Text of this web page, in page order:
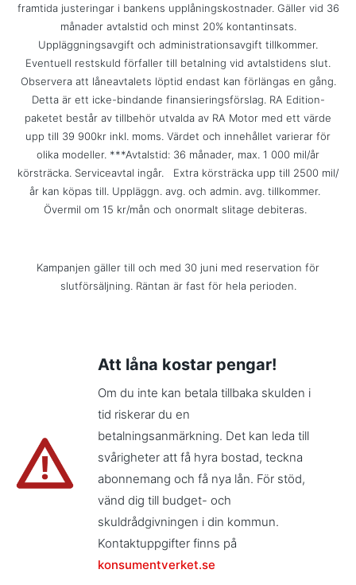
framtida justeringar i bankens upplåningskostnader. Gäller vid 36
månader avtalstid och minst 20% kontantinsats.
Uppläggningsavgift och administrationsavgift tillkommer.
Eventuell restskuld förfaller till betalning vid avtalstidens slut.
Observera att låneavtalets löptid endast kan förlängas en gång.
Detta är ett icke-bindande finansieringsförslag. RA Edition-
paketet består av tillbehör utvalda av RA Motor med ett värde
upp till 39 900kr inkl. moms. Värdet och innehållet varierar för
olika modeller. ***Avtalstid: 36 månader, max. 1 000 mil/år
körsträcka. Serviceavtal ingår. Extra körsträcka upp till 2500 mil/
år kan köpas till. Uppläggn. avg. och admin. avg. tillkommer.
Övermil om 15 kr/mån och onormalt slitage debiteras.
Kampanjen gäller till och med 30 juni med reservation för
slutförsäljning. Räntan är fast för hela perioden.
Att låna kostar pengar!
Om du inte kan betala tillbaka skulden i
tid riskerar du en
betalningsanmärkning. Det kan leda till
svårigheter att få hyra bostad, teckna
abonnemang och få nya lån. För stöd,
vänd dig till budget- och
skuldrådgivningen i din kommun.
Kontaktuppgifter finns på
konsumentverket.se